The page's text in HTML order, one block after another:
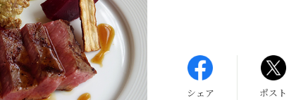
シェア ポスト